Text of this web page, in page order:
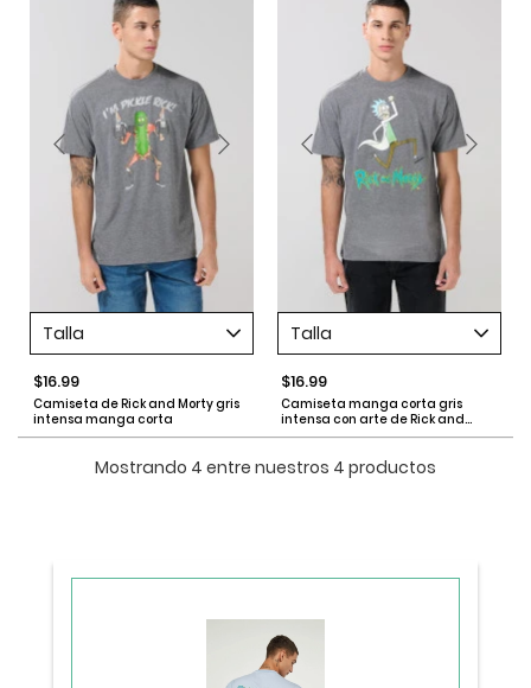
Talla
$16.99
Camiseta de Rick and Morty gris
intensa manga corta
Talla
$16.99
Camiseta manga corta gris
intensa con arte de Rick and
Morty
Mostrando 4 entre nuestros 4 productos